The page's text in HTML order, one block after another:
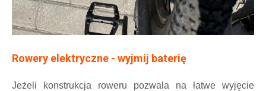
Rowery elektryczne - wyjmij baterię
Jeżeli konstrukcja roweru pozwala na łatwe wyjęcie